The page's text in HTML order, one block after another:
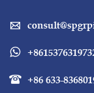


 +86 633-